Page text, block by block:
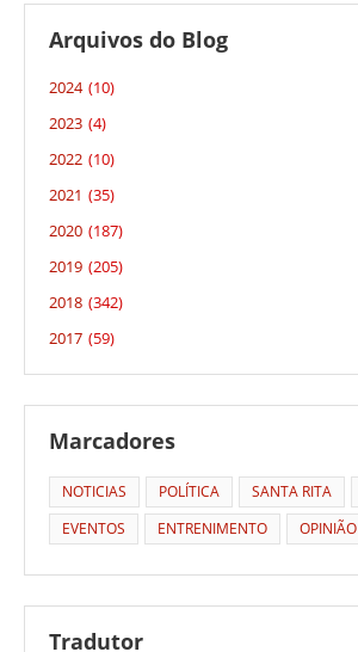
Arquivos do Blog
2024 (10)
2023 (4)
2022 (10)
2021 (35)
2020 (187)
2019 (205)
2018 (342)
2017 (59)
Marcadores
NOTICIAS POLÍTICA SANTA RITA
EVENTOS
ENTRENIMENTO OPINIÃO
Tradutor